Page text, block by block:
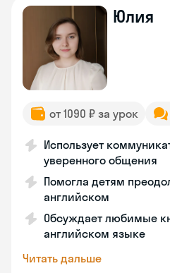
Юлия
от 1090 ₽ за урок
Использует
уверенного общения
Помогла детям
английском
Обсуждает любимые
английском языке
Читать дальше